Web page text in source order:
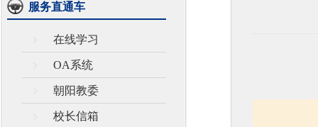
服务直通车
在线学习
OA系统
朝阳教委
校长信箱